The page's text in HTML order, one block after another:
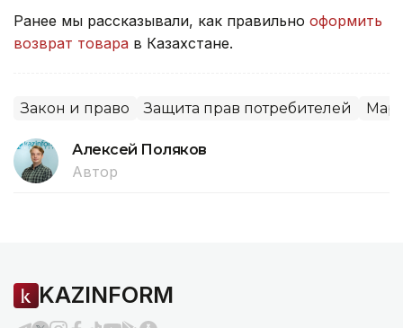
Ранее мы рассказывали, как правильно оформить
возврат товара в Казахстане.
Закон и право Защита прав потребителей
Алексей Поляков
Автор
KAZINFORM